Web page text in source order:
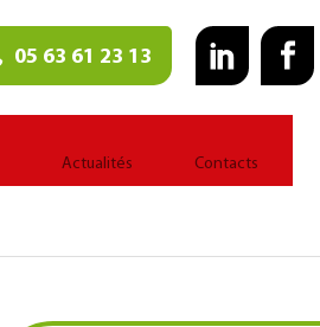
05 63 61 23 13
Actualités Contacts